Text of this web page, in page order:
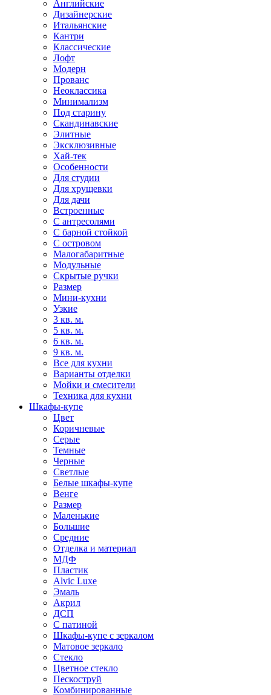
Английские
Дизайнерские
Итальянские
Кантри
Классические
Лофт
Модерн
Прованс
Неоклассика
Минимализм
Под старину
Скандинавские
Элитные
Эксклюзивные
Хай-тек
Особенности
Для студии
Для хрущевки
Для дачи
Встроенные
С антресолями
С барной стойкой
С островом
Малогабаритные
Модульные
Скрытые ручки
Размер
Мини-кухни
Узкие
3 кв. м.
5 кв. м.
6 кв. м.
9 кв. м.
Все для кухни
Варианты отделки
Мойки и смесители
Техника для кухни
Шкафы-купе
Цвет
Коричневые
Серые
Темные
Черные
Светлые
Белые шкафы-купе
Венге
Размер
Маленькие
Большие
Средние
Отделка и материал
МДФ
Пластик
Alvic Luxe
Эмаль
Акрил
ДСП
С патиной
Шкафы-купе с зеркалом
Матовое зеркало
Стекло
Цветное стекло
Пескоструй
Комбинированные